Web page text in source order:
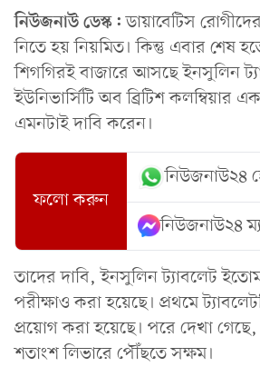
নিউজনাউ ডেস্ক:ডায়াবেটিস
নিতে হয় নিয়মিত। কিন্তু এবার শেষ
শিগগিরই বাজারে আসছে ইনসুলিন
ইউনিভার্সিটি অব ব্রিটিশ কলম্বিয়ার
এমনটাই দাবি করেন।
ফলো করুন
নিউজনাউ২৪
নিউজনাউ২৪
তাদের দাবি, ইনসুলিন ট্যাবলেট
পরীক্ষাও করা হয়েছে। প্রথমে
প্রয়োগ করা হয়েছে। পরে দেখা
শতাংশ লিভারে পৌঁছতে সক্ষম।